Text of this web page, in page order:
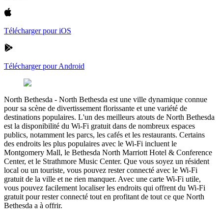
Télécharger pour iOS
Télécharger pour Android
North Bethesda - North Bethesda est une ville dynamique connue
pour sa scène de divertissement florissante et une variété de
destinations populaires. L'un des meilleurs atouts de North Bethesda
est la disponibilité du Wi-Fi gratuit dans de nombreux espaces
publics, notamment les parcs, les cafés et les restaurants. Certains
des endroits les plus populaires avec le Wi-Fi incluent le
Montgomery Mall, le Bethesda North Marriott Hotel & Conference
Center, et le Strathmore Music Center. Que vous soyez un résident
local ou un touriste, vous pouvez rester connecté avec le Wi-Fi
gratuit de la ville et ne rien manquer. Avec une carte Wi-Fi utile,
vous pouvez facilement localiser les endroits qui offrent du Wi-Fi
gratuit pour rester connecté tout en profitant de tout ce que North
Bethesda a à offrir.